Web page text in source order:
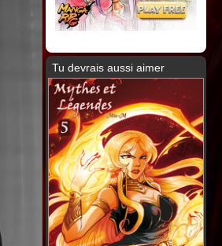
Tu devrais aussi aimer